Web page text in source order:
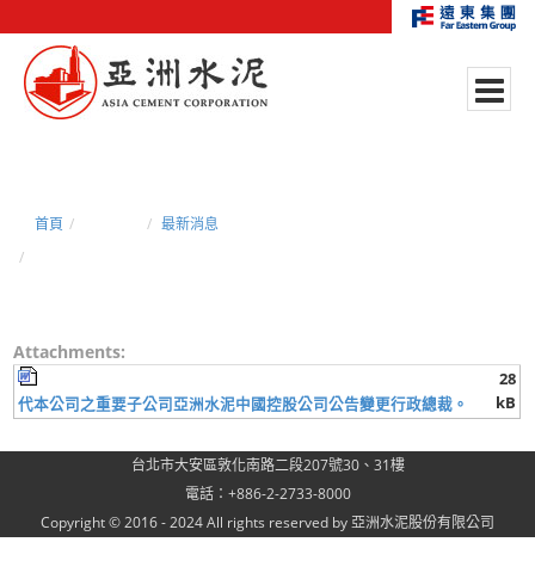
首頁
最新消息
Attachments:
代本公司之重要子公司亞洲水泥中國控股公司公告變更行政總裁。
28
kB
台北市大安區敦化南路二段207號30、31樓
電話：+886-2-2733-8000
Copyright © 2016 - 2024 All rights reserved by 亞洲水泥股份有限公司